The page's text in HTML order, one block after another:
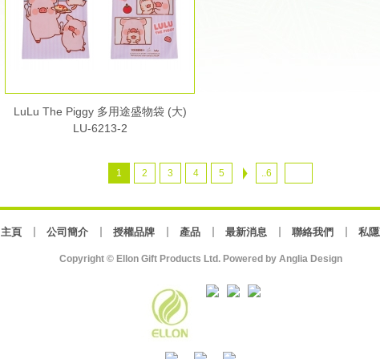
LuLu The Piggy 多用途盛物袋 (大)
LU-6213-2
1 2 3 4 5 ..6
主頁 公司簡介 授權品牌 產品 最新消息 聯絡我們 私
Copyright © Ellon Gift Products Ltd. Powered by Anglia Design